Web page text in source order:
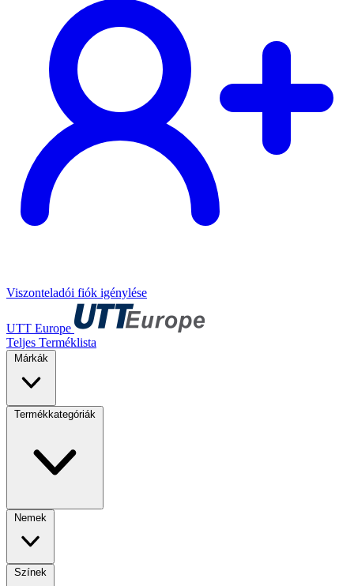
Viszonteladói fiók igénylése
UTT Europe
Teljes Terméklista
Márkák
Termékkategóriák
Nemek
Színek